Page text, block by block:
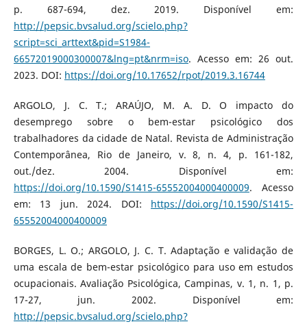
p. 687-694, dez. 2019. Disponível em:
http://pepsic.bvsalud.org/scielo.php?
script=sci_arttext&pid=S1984-
66572019000300007&lng=pt&nrm=iso. Acesso em: 26 out.
2023. DOI: https://doi.org/10.17652/rpot/2019.3.16744
ARGOLO, J. C. T.; ARAÚJO, M. A. D. O impacto do
desemprego sobre o bem-estar psicológico dos
trabalhadores da cidade de Natal. Revista de Administração
Contemporânea, Rio de Janeiro, v. 8, n. 4, p. 161-182,
out./dez. 2004. Disponível em:
https://doi.org/10.1590/S1415-65552004000400009. Acesso
em: 13 jun. 2024. DOI: https://doi.org/10.1590/S1415-
65552004000400009
BORGES, L. O.; ARGOLO, J. C. T. Adaptação e validação de
uma escala de bem-estar psicológico para uso em estudos
ocupacionais. Avaliação Psicológica, Campinas, v. 1, n. 1, p.
17-27, jun. 2002. Disponível em:
http://pepsic.bvsalud.org/scielo.php?